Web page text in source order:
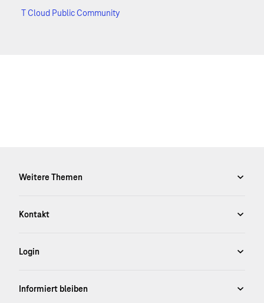
T Cloud Public Community